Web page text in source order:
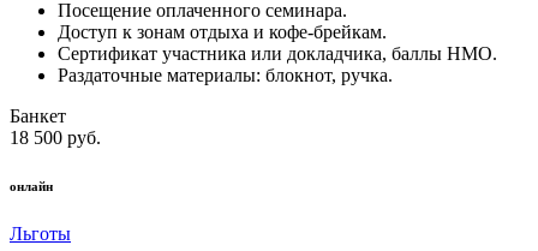
Посещение оплаченного семинара.
Доступ к зонам отдыха и кофе-брейкам.
Сертификат участника или докладчика, баллы НМО.
Раздаточные материалы: блокнот, ручка.
Банкет
18 500 руб.
онлайн
Льготы